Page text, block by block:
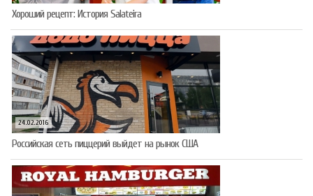
Хороший рецепт: История Salateira
24.02.2016
Российская сеть пиццерий выйдет на рынок США